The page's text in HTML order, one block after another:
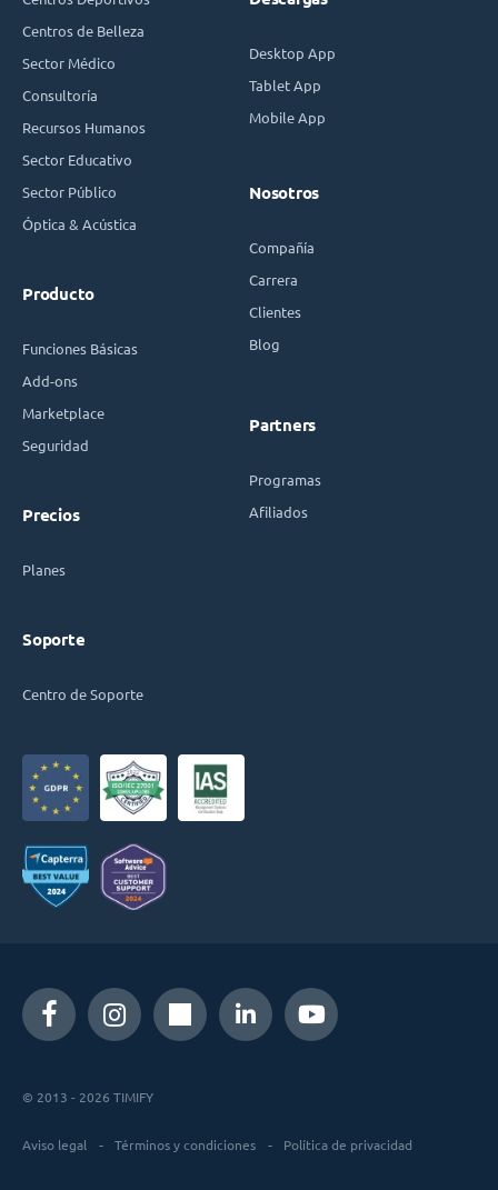
Centros de Belleza
Sector Médico
Consultoría
Recursos Humanos
Sector Educativo
Sector Público
Óptica & Acústica
Producto
Funciones Básicas
Add-ons
Marketplace
Seguridad
Precios
Planes
Soporte
Centro de Soporte
Desktop App
Tablet App
Mobile App
Nosotros
Compañía
Carrera
Clientes
Blog
Partners
Programas
Afiliados
© 2013 - 2026 TIMIFY
Aviso legal Términos y condiciones Política de privacidad